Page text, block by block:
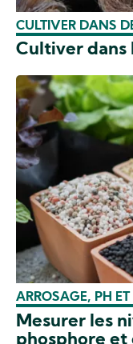
CULTIVER DANS
Cultiver dans
ARROSAGE, PH ET
Mesurer les
phosphore et